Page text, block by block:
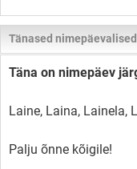
Tänased nimepäevalised
Täna on nimepäev
Laine, Laina, Lainela,
Palju õnne kõigile!